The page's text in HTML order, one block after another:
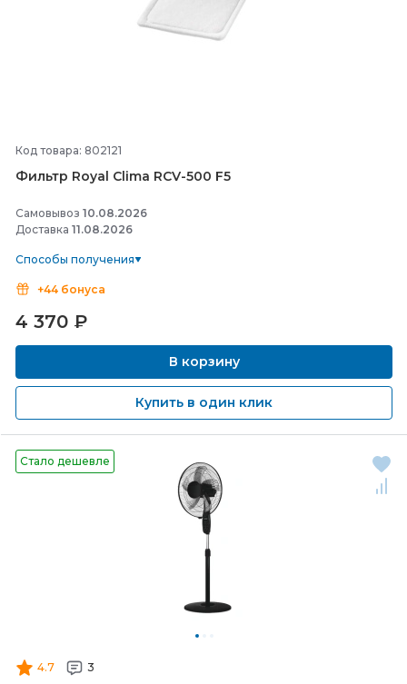
Код товара: 802121
Фильтр Royal Clima RCV-500 F5
Самовывоз 10.08.2026
Доставка 11.08.2026
Способы получения
+44 бонуса
4 370 ₽
В корзину
Купить в один клик
Стало дешевле
4.7 3